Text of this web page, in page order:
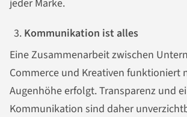
jeder Marke.
Kommunikation ist alles
Eine Zusammenarbeit zwischen
Commerce und Kreativen funktioniert
Augenhöhe erfolgt. Transparenz und
Kommunikation sind daher